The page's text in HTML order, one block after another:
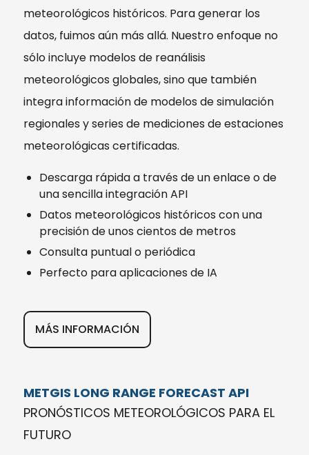
meteorológicos históricos. Para generar los
datos, fuimos aún más allá. Nuestro enfoque no
sólo incluye modelos de reanálisis
meteorológicos globales, sino que también
integra información de modelos de simulación
regionales y series de mediciones de estaciones
meteorológicas certificadas.
Descarga rápida a través de un enlace o de
una sencilla integración API
Datos meteorológicos históricos con una
precisión de unos cientos de metros
Consulta puntual o periódica
Perfecto para aplicaciones de IA
MÁS INFORMACIÓN
METGIS LONG RANGE FORECAST API
PRONÓSTICOS METEOROLÓGICOS PARA EL
FUTURO